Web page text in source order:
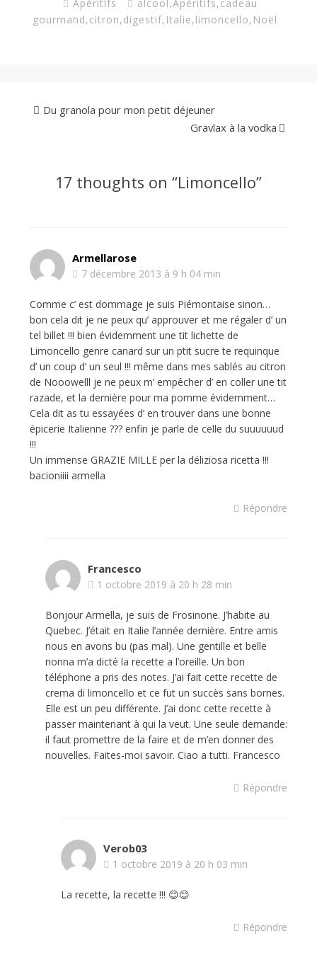
Apéritifs alcool ,Apéritifs,cadeau
gourmand,citron,digestif, Italie,limoncello, Noël
Du granola pour mon petit déjeuner
Gravlax à la vodka
17 thoughts on “Limoncello”
Armellarose
7 décembre 2013 à 9 h 04 min
Comme c’ est dommage je suis Piémontaise sinon…
bon cela dit je ne peux qu’ approuver et me régaler d’ un
tel billet !!! bien évidemment une tit lichette de
Limoncello genre canard sur un ptit sucre te requinque
d’ un coup d’ un seul !!! même dans mes sablés au citron
de Nooowelll je ne peux m’ empêcher d’ en coller une tit
razade, et la dernière pour ma pomme évidemment…
Cela dit as tu essayées d’ en trouver dans une bonne
épicerie Italienne ??? enfin je parle de celle du suuuuuud
!!!
Un immense GRAZIE MILLE per la déliziosa ricetta !!!
bacioniiii armella
Répondre
Francesco
1 octobre 2019 à 20 h 28 min
Bonjour Armella, je suis de Frosinone. J’habite au
Quebec. J’était en Italie l’année dernière. Entre amis
nous en avons bu (pas mal). Une gentille et belle
nonna m’a dicté la recette a l’oreille. Un bon
téléphone a pris des notes. J’ai fait cette recette de
crema di limoncello et ce fut un succès sans bornes.
Elle est un peu différente. J’ai donc cette recette à
passer maintenant à qui la veut. Une seule demande:
il faut promettre de la faire et de m’en donner des
nouvelles. Faites-moi savoir. Ciao a tutti. Francesco
Répondre
Verob03
1 octobre 2019 à 20 h 03 min
La recette, la recette !!! 😊😊
Répondre